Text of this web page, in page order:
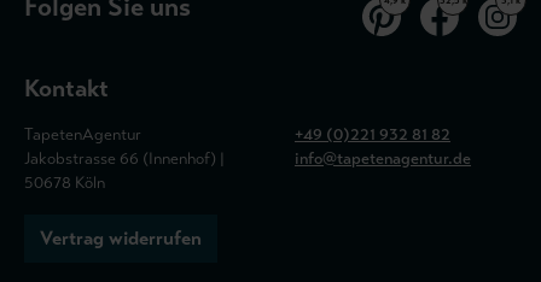
Folgen Sie uns
Kontakt
TapetenAgentur
Jakobstrasse 66 (Innenhof) |
50678 Köln
+49 (0)221 932 81 82
info@tapetenagentur.de
Vertrag widerrufen